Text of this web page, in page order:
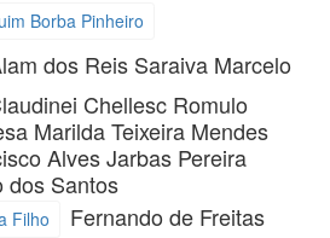
Borba Pinheiro
dos Reis Saraiva Marcelo
Chellesc Romulo
Marilda Teixeira Mendes
AlvesJarbas Pereira
dos Santos
Filho
Fernando de Freitas